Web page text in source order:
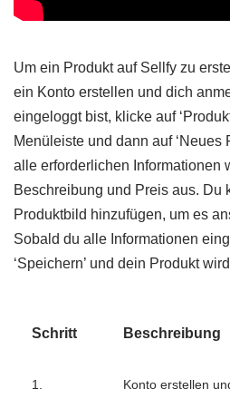
Um ein Produkt auf Sellfy zu
ein Konto erstellen und dich
eingeloggt bist, klicke auf
Menüleiste und dann auf ‘Neues
alle erforderlichen Informationen
Beschreibung und Preis aus. Du
Produktbild hinzufügen, um es
Sobald du alle Informationen
‘Speichern’ und dein Produkt
Schritt Beschreibung
1. Konto erstellen